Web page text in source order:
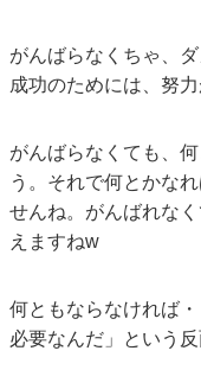
がんばらなくちゃ、
成功のためには、努
がんばらなくても、
う。それで何とかな
せんね。がんばれな
えますねw
何ともならなければ
必要なんだ」という